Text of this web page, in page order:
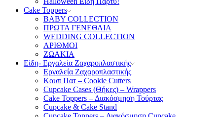
Cake Toppers
BABY COLLECTION
ΠΡΩΤΑ ΓΕΝΕΘΛΙΑ
WEDDING COLLECTION
ΑΡΙΘΜΟΙ
ΖΩΑΚΙΑ
Είδη- Εργαλεία Ζαχαροπλαστικής
Εργαλεία Ζαχαροπλαστικής
Κουπ Πατ – Cookie Cutters
Cupcake Cases (Θήκες) – Wrappers
Cake Toppers – Διακόσμηση Τούρτας
Cupcake & Cake Stand